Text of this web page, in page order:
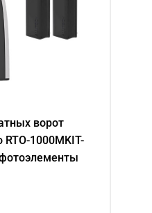
ворот
RTO-1000MKIT-